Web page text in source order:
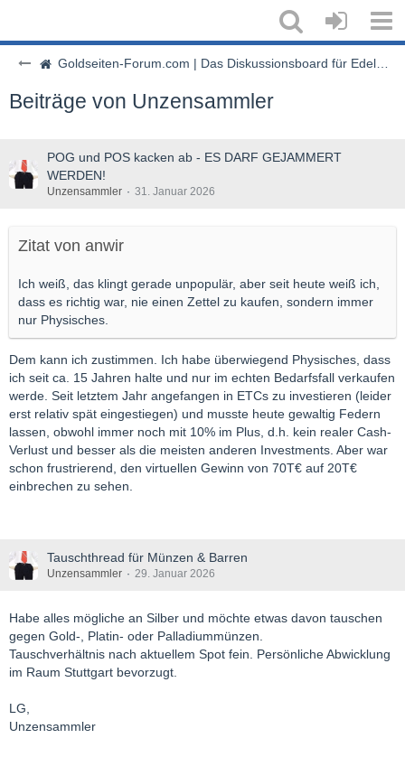
Goldseiten-Forum.com | Das Diskussionsboard für Edelmetalle & Rohstoffe
Beiträge von Unzensammler
POG und POS kacken ab - ES DARF GEJAMMERT
WERDEN!
Unzensammler 31. Januar 2026
Zitat von anwir
Ich weiß, das klingt gerade unpopulär, aber seit heute weiß ich,
dass es richtig war, nie einen Zettel zu kaufen, sondern immer
nur Physisches.
Dem kann ich zustimmen. Ich habe überwiegend Physisches, dass
ich seit ca. 15 Jahren halte und nur im echten Bedarfsfall verkaufen
werde. Seit letztem Jahr angefangen in ETCs zu investieren (leider
erst relativ spät eingestiegen) und musste heute gewaltig Federn
lassen, obwohl immer noch mit 10% im Plus, d.h. kein realer Cash-
Verlust und besser als die meisten anderen Investments. Aber war
schon frustrierend, den virtuellen Gewinn von 70T€ auf 20T€
einbrechen zu sehen.
Tauschthread für Münzen & Barren
Unzensammler 29. Januar 2026
Habe alles mögliche an Silber und möchte etwas davon tauschen
gegen Gold-, Platin- oder Palladiummünzen.
Tauschverhältnis nach aktuellem Spot fein. Persönliche Abwicklung
im Raum Stuttgart bevorzugt.
LG,
Unzensammler